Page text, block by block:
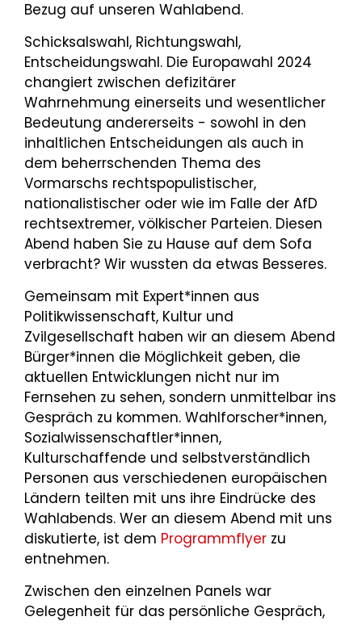
Bezug auf unseren Wahlabend.
Schicksalswahl, Richtungswahl,
Entscheidungswahl. Die Europawahl 2024
changiert zwischen defizitärer
Wahrnehmung einerseits und wesentlicher
Bedeutung andererseits - sowohl in den
inhaltlichen Entscheidungen als auch in
dem beherrschenden Thema des
Vormarschs rechtspopulistischer,
nationalistischer oder wie im Falle der AfD
rechtsextremer, völkischer Parteien. Diesen
Abend haben Sie zu Hause auf dem Sofa
verbracht? Wir wussten da etwas Besseres.
Gemeinsam mit Expert*innen aus
Politikwissenschaft, Kultur und
Zvilgesellschaft haben wir an diesem Abend
Bürger*innen die Möglichkeit geben, die
aktuellen Entwicklungen nicht nur im
Fernsehen zu sehen, sondern unmittelbar ins
Gespräch zu kommen. Wahlforscher*innen,
Sozialwissenschaftler*innen,
Kulturschaffende und selbstverständlich
Personen aus verschiedenen europäischen
Ländern teilten mit uns ihre Eindrücke des
Wahlabends. Wer an diesem Abend mit uns
diskutierte, ist dem Programmflyer zu
entnehmen.
Zwischen den einzelnen Panels war
Gelegenheit für das persönliche Gespräch,